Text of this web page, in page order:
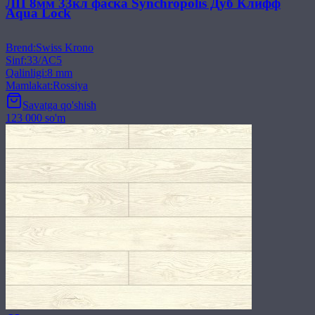
ЛП 8мм 33кл фаска Synchropolis Дуб Клифф
Aqua Lock
Brend:Swiss Krono
Sinf:33/АС5
Qalinligi:8 mm
Mamlakat:Rossiya
Savatga qo'shish
123 000 so'm